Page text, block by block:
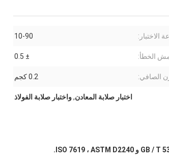
الاختبار: 10-90
الخطأ: ± 0.5
الصافي: 0.2 كجم
اختبار صلابة المعادن,واختبار صلابة الفولاذ